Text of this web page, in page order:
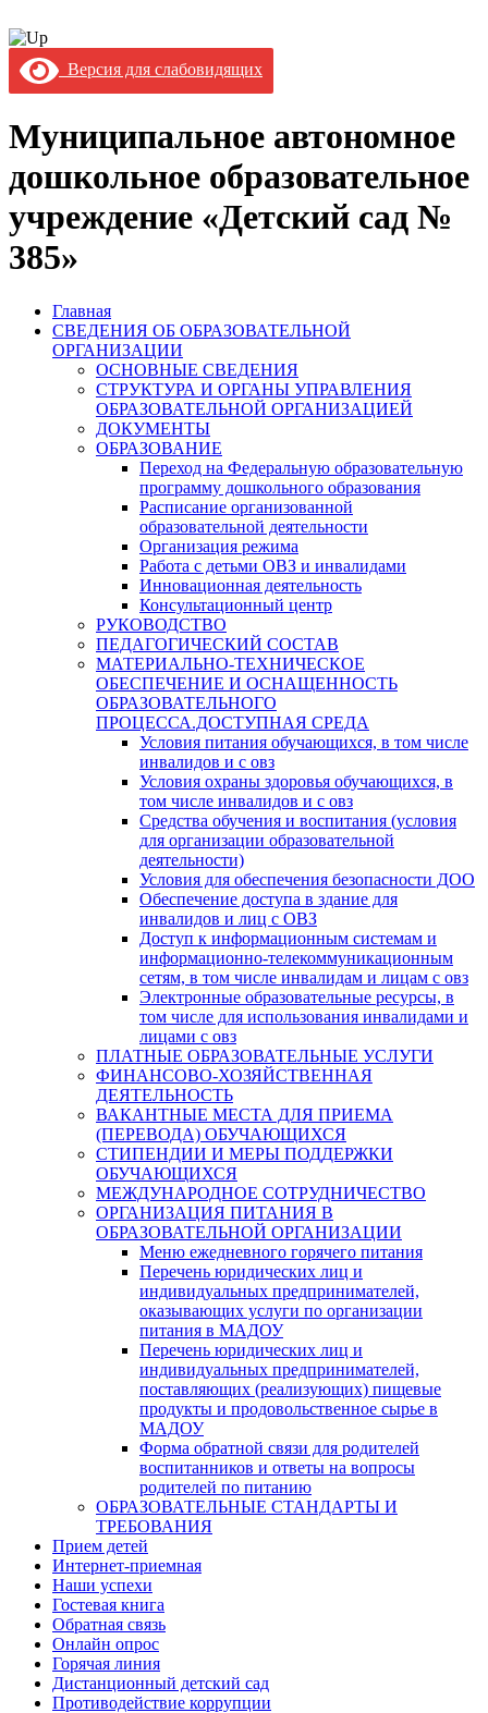
Версия для слабовидящих
Муниципальное автономное
дошкольное образовательное
учреждение «Детский сад №
385»
Главная
СВЕДЕНИЯ ОБ ОБРАЗОВАТЕЛЬНОЙ
ОРГАНИЗАЦИИ
ОСНОВНЫЕ СВЕДЕНИЯ
СТРУКТУРА И ОРГАНЫ УПРАВЛЕНИЯ
ОБРАЗОВАТЕЛЬНОЙ ОРГАНИЗАЦИЕЙ
ДОКУМЕНТЫ
ОБРАЗОВАНИЕ
Переход на Федеральную образовательную
программу дошкольного образования
Расписание организованной
образовательной деятельности
Организация режима
Работа с детьми ОВЗ и инвалидами
Инновационная деятельность
Консультационный центр
РУКОВОДСТВО
ПЕДАГОГИЧЕСКИЙ СОСТАВ
МАТЕРИАЛЬНО-ТЕХНИЧЕСКОЕ
ОБЕСПЕЧЕНИЕ И ОСНАЩЕННОСТЬ
ОБРАЗОВАТЕЛЬНОГО
ПРОЦЕССА.ДОСТУПНАЯ СРЕДА
Условия питания обучающихся, в том числе
инвалидов и с овз
Условия охраны здоровья обучающихся, в
том числе инвалидов и с овз
Средства обучения и воспитания (условия
для организации образовательной
деятельности)
Условия для обеспечения безопасности ДОО
Обеспечение доступа в здание для
инвалидов и лиц с ОВЗ
Доступ к информационным системам и
информационно-телекоммуникационным
сетям, в том числе инвалидам и лицам с овз
Электронные образовательные ресурсы, в
том числе для использования инвалидами и
лицами с овз
ПЛАТНЫЕ ОБРАЗОВАТЕЛЬНЫЕ УСЛУГИ
ФИНАНСОВО-ХОЗЯЙСТВЕННАЯ
ДЕЯТЕЛЬНОСТЬ
ВАКАНТНЫЕ МЕСТА ДЛЯ ПРИЕМА
(ПЕРЕВОДА) ОБУЧАЮЩИХСЯ
СТИПЕНДИИ И МЕРЫ ПОДДЕРЖКИ
ОБУЧАЮЩИХСЯ
МЕЖДУНАРОДНОЕ СОТРУДНИЧЕСТВО
ОРГАНИЗАЦИЯ ПИТАНИЯ В
ОБРАЗОВАТЕЛЬНОЙ ОРГАНИЗАЦИИ
Меню ежедневного горячего питания
Перечень юридических лиц и
индивидуальных предпринимателей,
оказывающих услуги по организации
питания в МАДОУ
Перечень юридических лиц и
индивидуальных предпринимателей,
поставляющих (реализующих) пищевые
продукты и продовольственное сырье в
МАДОУ
Форма обратной связи для родителей
воспитанников и ответы на вопросы
родителей по питанию
ОБРАЗОВАТЕЛЬНЫЕ СТАНДАРТЫ И
ТРЕБОВАНИЯ
Прием детей
Интернет-приемная
Наши успехи
Гостевая книга
Обратная связь
Онлайн опрос
Горячая линия
Дистанционный детский сад
Противодействие коррупции